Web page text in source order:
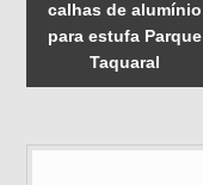
calhas de alumínio
para estufa Parque
Taquaral